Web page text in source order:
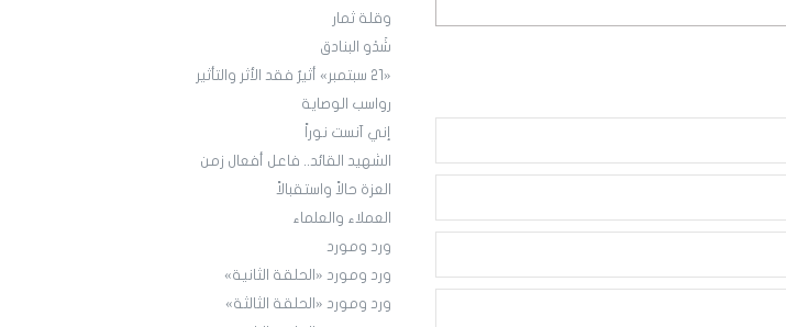
وقلة ثمار
شَدْو البنادق
«21 سبتمبر» أثيرٌ فقد الأثر والتأثير
رواسب الوصاية
إني آنست نوراً
الشهيد القائد.. فاعل أفعال زمن
العزة حالاً واستقبالاً
العملاء والعلماء
ورد ومورد
ورد ومورد «الحلقة الثانية»
ورد ومورد «الحلقة الثالثة»